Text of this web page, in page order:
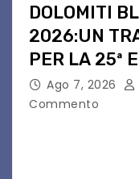
DOLOMITI
2026:UN
PER LA 25ª
Ago 7, 2026
Commento